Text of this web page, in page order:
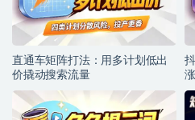
直通车矩阵打法：用多计划低出
价撬动搜索流量